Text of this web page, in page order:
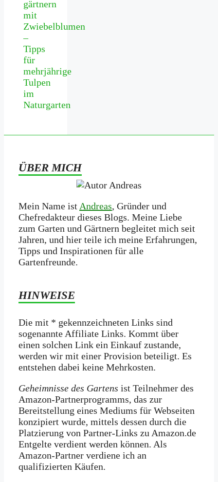
gärtnern
mit
Zwiebelblumen
–
Tipps
für
mehrjährige
Tulpen
im
Naturgarten
ÜBER MICH
Mein Name ist Andreas, Gründer und
Chefredakteur dieses Blogs. Meine Liebe
zum Garten und Gärtnern begleitet mich seit
Jahren, und hier teile ich meine Erfahrungen,
Tipps und Inspirationen für alle
Gartenfreunde.
HINWEISE
Die mit * gekennzeichneten Links sind
sogenannte Affiliate Links. Kommt über
einen solchen Link ein Einkauf zustande,
werden wir mit­ einer Provision beteiligt. Es
entstehen dabei keine Mehrkosten.
Geheimnisse des Gartens ist Teilnehmer des
Amazon-Partnerprogramms, das zur
Bereitstellung eines Mediums für Webseiten
konzipiert wurde, mittels dessen durch die
Platzierung von Partner-Links zu Amazon.de
Entgelte verdient werden können. Als
Amazon-Partner verdiene ich an
qualifizierten Käufen.